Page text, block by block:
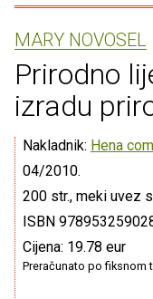
MARY NOVOSEL
Prirodno
izradu
Nakladnik: Hena com
04/2010.
200 str., meki uvez
ISBN
Cijena: 19.78 eur
Preračunato po fiksnom